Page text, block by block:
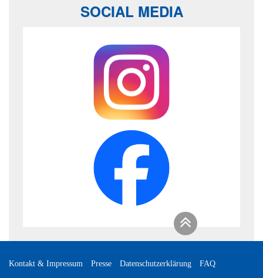
SOCIAL MEDIA
Kontakt & Impressum Presse Datenschutzerklärung
FAQ